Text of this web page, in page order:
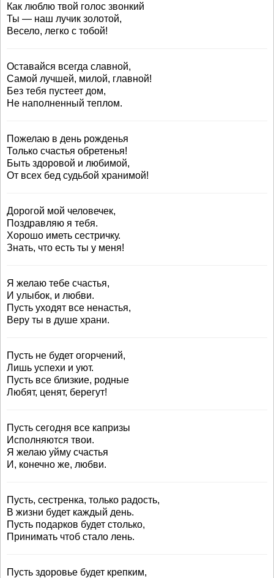
Как люблю твой голос звонкий
Ты — наш лучик золотой,
Весело, легко с тобой!
Оставайся всегда славной,
Самой лучшей, милой, главной!
Без тебя пустеет дом,
Не наполненный теплом.
Пожелаю в день рожденья
Только счастья обретенья!
Быть здоровой и любимой,
От всех бед судьбой хранимой!
Дорогой мой человечек,
Поздравляю я тебя.
Хорошо иметь сестричку.
Знать, что есть ты у меня!
Я желаю тебе счастья,
И улыбок, и любви.
Пусть уходят все ненастья,
Веру ты в душе храни.
Пусть не будет огорчений,
Лишь успехи и уют.
Пусть все близкие, родные
Любят, ценят, берегут!
Пусть сегодня все капризы
Исполняются твои.
Я желаю уйму счастья
И, конечно же, любви.
Пусть, сестренка, только радость,
В жизни будет каждый день.
Пусть подарков будет столько,
Принимать чтоб стало лень.
Пусть здоровье будет крепким,